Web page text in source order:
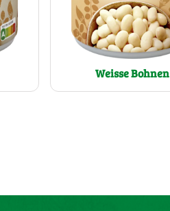
Weisse Bohnen